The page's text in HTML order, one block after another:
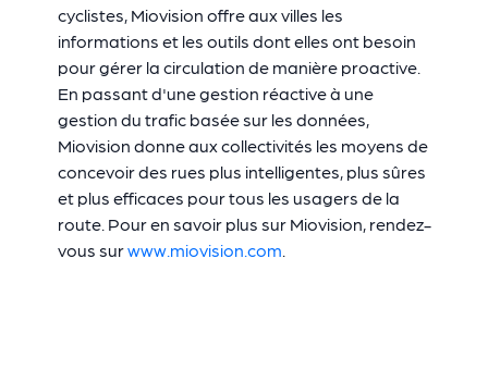
cyclistes, Miovision offre aux villes les
informations et les outils dont elles ont besoin
pour gérer la circulation de manière proactive.
En passant d'une gestion réactive à une
gestion du trafic basée sur les données,
Miovision donne aux collectivités les moyens de
concevoir des rues plus intelligentes, plus sûres
et plus efficaces pour tous les usagers de la
route. Pour en savoir plus sur Miovision, rendez-
vous surwww.miovision.com.